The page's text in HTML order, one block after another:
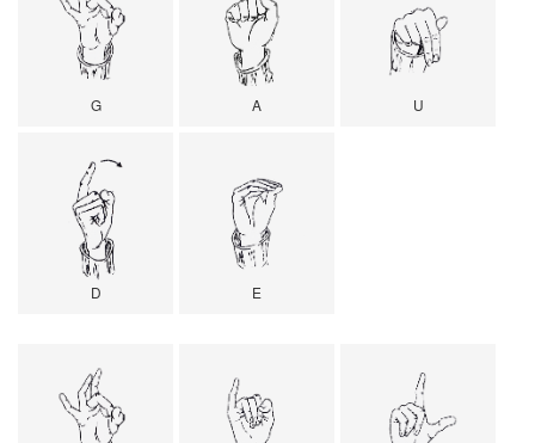
G A U
D E